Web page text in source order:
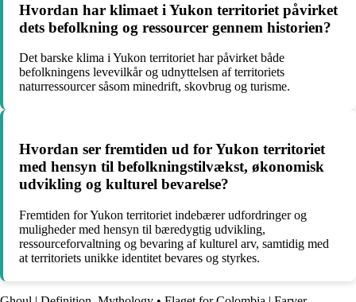
Hvordan har klimaet i Yukon territoriet påvirket
dets befolkning og ressourcer gennem historien?
Det barske klima i Yukon territoriet har påvirket både
befolkningens levevilkår og udnyttelsen af territoriets
naturressourcer såsom minedrift, skovbrug og turisme.
Hvordan ser fremtiden ud for Yukon territoriet
med hensyn til befolkningstilvækst, økonomisk
udvikling og kulturel bevarelse?
Fremtiden for Yukon territoriet indebærer udfordringer og
muligheder med hensyn til bæredygtig udvikling,
ressourceforvaltning og bevaring af kulturel arv, samtidig med
at territoriets unikke identitet bevares og styrkes.